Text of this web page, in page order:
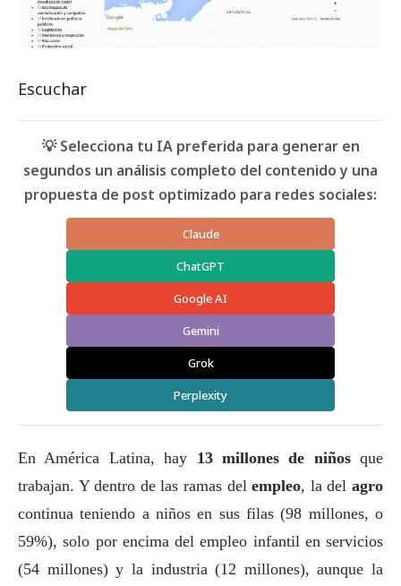
Escuchar
💡 Selecciona tu IA preferida para generar en
segundos un análisis completo del contenido y una
propuesta de post optimizado para redes sociales:
Claude
ChatGPT
Google AI
Gemini
Grok
Perplexity
En América Latina, hay 13 millones de niños que
trabajan. Y dentro de las ramas delempleo, la delagro
continua teniendo a niños en sus filas (98 millones, o
59%), solo por encima del empleo infantil en servicios
(54 millones) y la industria (12 millones), aunque la